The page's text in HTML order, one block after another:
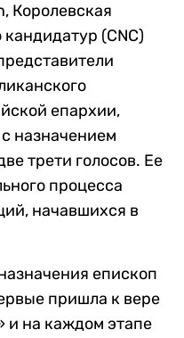
Королевская
(CNC)
епархии,
назначением
трети голосов. Ее
процесса
начавшихся в
епископ
пришла к вере
и на каждом этапе